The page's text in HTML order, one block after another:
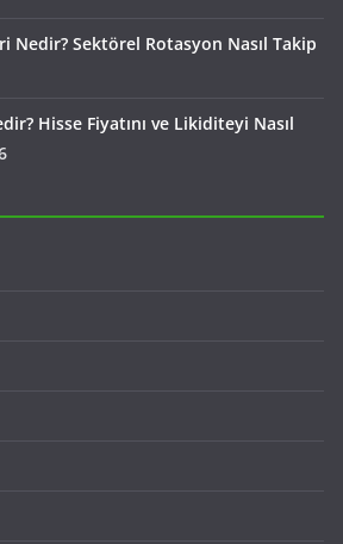
Nedir? Sektörel Rotasyon Nasıl Takip
Hisse Fiyatını ve Likiditeyi Nasıl